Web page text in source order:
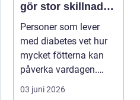
gör stor skillnad
för känsliga fötter
Personer som lever
med diabetes vet hur
mycket fötterna kan
påverka vardagen.
Nedsatt känsel, sämre
03 juni 2026